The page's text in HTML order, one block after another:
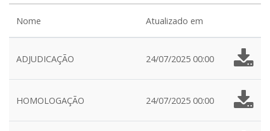
Nome Atualizado em
ADJUDICAÇÃO 24/07/2025 00:00
HOMOLOGAÇÃO 24/07/2025 00:00